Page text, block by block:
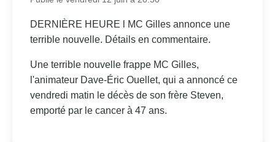
DERNIÈRE HEURE l MC Gilles annonce une
terrible nouvelle. Détails en commentaire.
Une terrible nouvelle frappe MC Gilles,
l'animateur Dave-Éric Ouellet, qui a annoncé ce
vendredi matin le décès de son frère Steven,
emporté par le cancer à 47 ans.